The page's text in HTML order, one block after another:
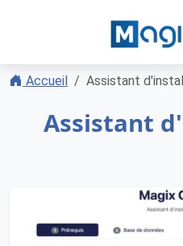
Accueil Assistant
Assistant